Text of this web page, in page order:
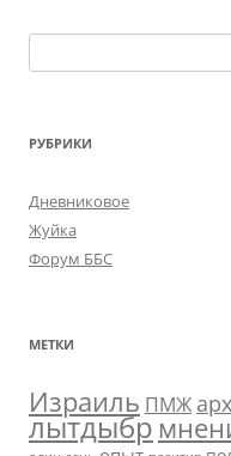
РУБРИКИ
Дневниковое
Жуйка
Форум ББС
МЕТКИ
Израиль ПМЖ
лытдыбр